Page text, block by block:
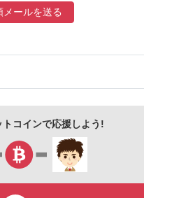
メールを送る
コインで応援しよう!